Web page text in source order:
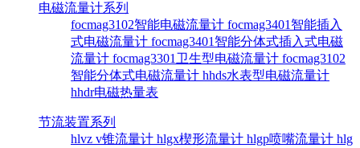
电磁流量计系列
focmag3102智能电磁流量计 focmag3401智能插入
式电磁流量计 focmag3401智能分体式插入式电磁
流量计 focmag3301卫生型电磁流量计 focmag3102
智能分体式电磁流量计 hhds水表型电磁流量计
hhdr电磁热量表
节流装置系列
hlvz v锥流量计 hlgx楔形流量计 hlgp喷嘴流量计 hlg